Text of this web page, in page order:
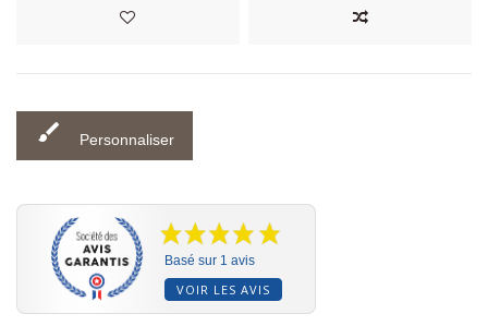
brush Personnaliser
Basé sur 1 avis
VOIR LES AVIS